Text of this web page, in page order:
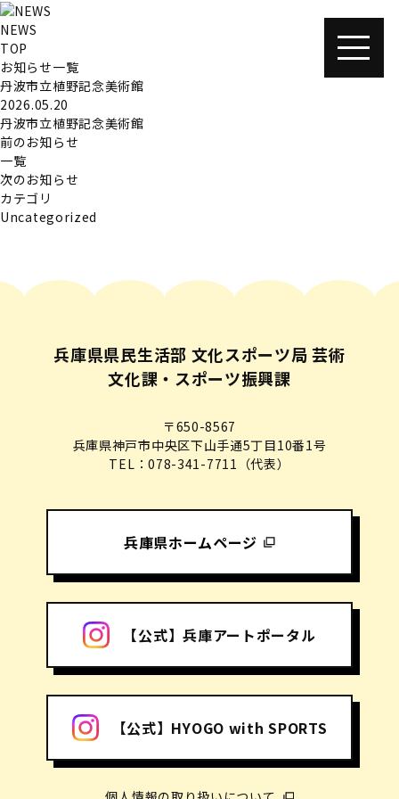
NEWS
TOP
お知らせ一覧
丹波市立植野記念美術館
2026.05.20
丹波市立植野記念美術館
前のお知らせ
一覧
次のお知らせ
カテゴリ
Uncategorized
兵庫県県民生活部 文化スポーツ局 芸術
文化課・スポーツ振興課
〒650-8567
兵庫県神戸市中央区下山手通5丁目10番1号
TEL：078-341-7711（代表）
兵庫県ホームページ
【公式】兵庫アートポータル
【公式】HYOGO with SPORTS